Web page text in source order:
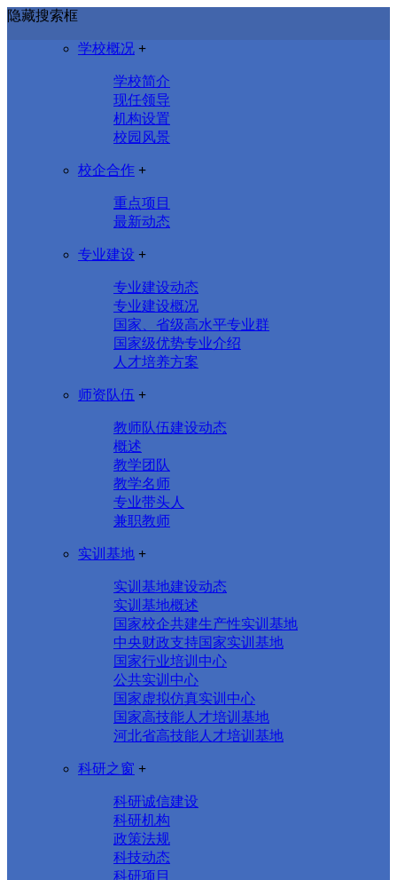
隐藏搜索框
学校概况 +
学校简介
现任领导
机构设置
校园风景
校企合作 +
重点项目
最新动态
专业建设 +
专业建设动态
专业建设概况
国家、省级高水平专业群
国家级优势专业介绍
人才培养方案
师资队伍 +
教师队伍建设动态
概述
教学团队
教学名师
专业带头人
兼职教师
实训基地 +
实训基地建设动态
实训基地概述
国家校企共建生产性实训基地
中央财政支持国家实训基地
国家行业培训中心
公共实训中心
国家虚拟仿真实训中心
国家高技能人才培训基地
河北省高技能人才培训基地
科研之窗 +
科研诚信建设
科研机构
政策法规
科技动态
科研项目